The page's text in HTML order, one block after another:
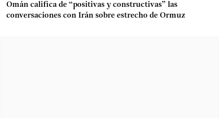
Omán califica de “positivas y constructivas” las
conversaciones con Irán sobre estrecho de Ormuz